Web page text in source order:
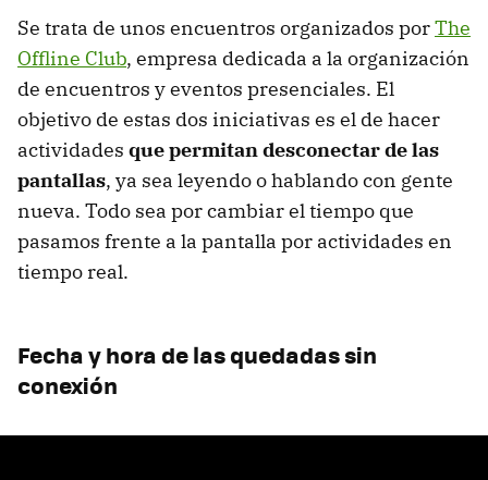
Se trata de unos encuentros organizados porThe
Offline Club, empresa dedicada a la organización
de encuentros y eventos presenciales. El
objetivo de estas dos iniciativas es el de hacer
actividades que permitan desconectar de las
pantallas, ya sea leyendo o hablando con gente
nueva. Todo sea por cambiar el tiempo que
pasamos frente a la pantalla por actividades en
tiempo real.
Fecha y hora de las quedadas sin
conexión